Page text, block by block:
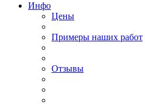
Инфо
Цены
Примеры наших работ
Отзывы